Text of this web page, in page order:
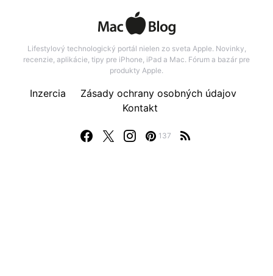
Lifestylový technologický portál nielen zo sveta Apple. Novinky,
recenzie, aplikácie, tipy pre iPhone, iPad a Mac. Fórum a bazár pre
produkty Apple.
137
Inzercia
Zásady ochrany osobných údajov
Kontakt